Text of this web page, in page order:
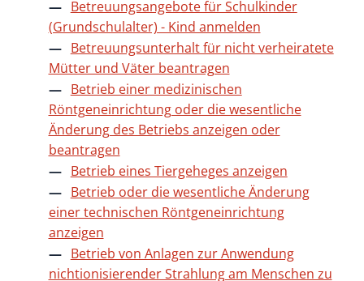
Betreuungsangebote für Schulkinder
(Grundschulalter) - Kind anmelden
Betreuungsunterhalt für nicht verheiratete
Mütter und Väter beantragen
Betrieb einer medizinischen
Röntgeneinrichtung oder die wesentliche
Änderung des Betriebs anzeigen oder
beantragen
Betrieb eines Tiergeheges anzeigen
Betrieb oder die wesentliche Änderung
einer technischen Röntgeneinrichtung
anzeigen
Betrieb von Anlagen zur Anwendung
nichtionisierender Strahlung am Menschen zu